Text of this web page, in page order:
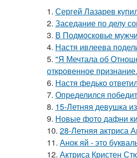
1. Сергей Лазарев
2. Заседание по делу
3. В Подмосковье
4. Настя ивлеева
5. "Я Мечтала об
откровенное признание.
6. Настя федько
7. Определился
8. 15-Летняя девушка
9. Новые фото дафни
10. 28-Летняя актриса
11. Анок яй - это
12. Актриса Кристен